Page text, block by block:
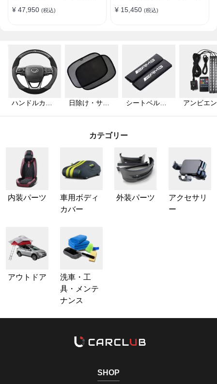
ト
¥ 47,950 (税込)
プ
¥ 15,450 (税込)
ハンドルカバ
日除け・サン
シートベルト
アンビエ
カテゴリー
内装パーツ
車用ボディ
カバー
外装パーツ
アクセサリ
ー
アウトドア
洗車・工
具・メンテ
ナンス
SHOP